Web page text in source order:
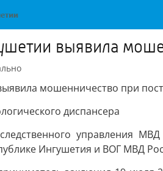
выявила
мошенничество при
диспансера
управления
Ингушетия и ВОГ МВД